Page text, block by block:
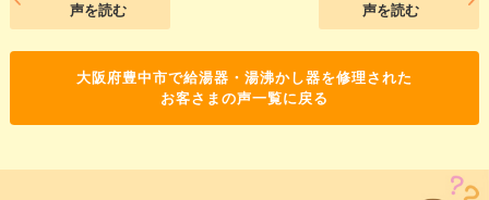
声を読む
声を読む
大阪府豊中市で給湯器・湯沸かし器を修理された
お客さまの声一覧に戻る